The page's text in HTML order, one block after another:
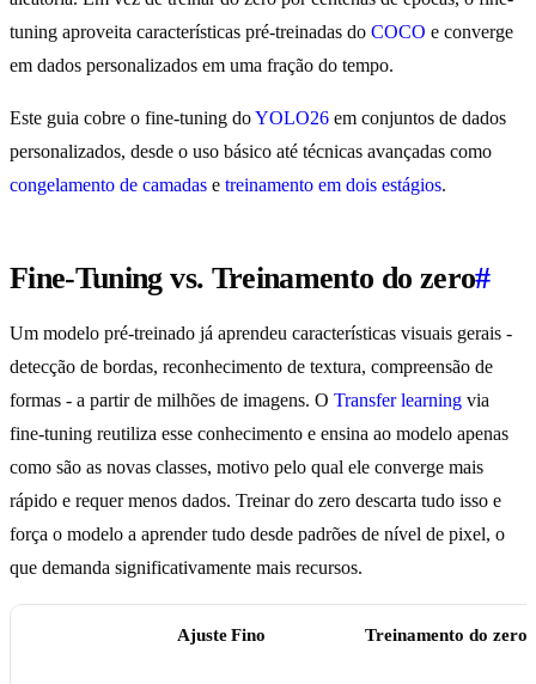
tuning aproveita características pré-treinadas do COCO e converge
em dados personalizados em uma fração do tempo.
Este guia cobre o fine-tuning doYOLO26 em conjuntos de dados
personalizados, desde o uso básico até técnicas avançadas como
congelamento de camadas e treinamento em dois estágios.
Fine-Tuning vs. Treinamento do zero#
Um modelo pré-treinado já aprendeu características visuais gerais -
detecção de bordas, reconhecimento de textura, compreensão de
formas - a partir de milhões de imagens. O Transfer learning via
fine-tuning reutiliza esse conhecimento e ensina ao modelo apenas
como são as novas classes, motivo pelo qual ele converge mais
rápido e requer menos dados. Treinar do zero descarta tudo isso e
força o modelo a aprender tudo desde padrões de nível de pixel, o
que demanda significativamente mais recursos.
Ajuste Fino Treinamento do zero